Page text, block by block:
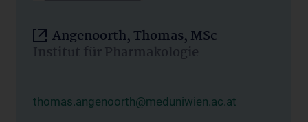
Angenoorth, Thomas, MSc
Institut für Pharmakologie
thomas.angenoorth@meduniwien.ac.at